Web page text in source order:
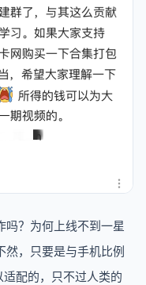
吗？为何上线不到一星
然，只要是与手机比例
配的，只不过人类的